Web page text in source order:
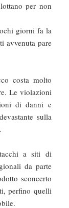
per non
giorni fa la
avvenuta pare
costa molto
Le violazioni
di danni e
sulla
a siti di
da parte
sconcerto
perfino quelli